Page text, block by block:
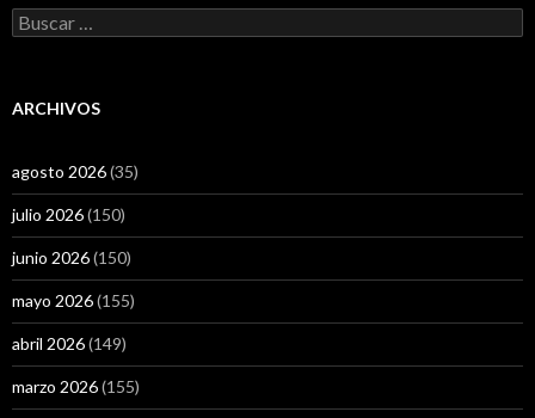
Buscar:
ARCHIVOS
agosto 2026(35)
julio 2026(150)
junio 2026(150)
mayo 2026(155)
abril 2026(149)
marzo 2026(155)